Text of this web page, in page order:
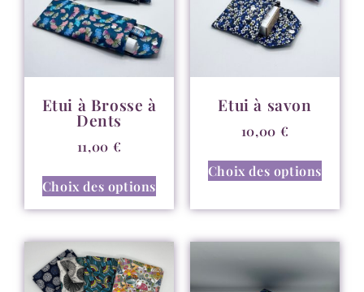
Etui à Brosse à
Dents
11,00 €
Choix des options
Etui à savon
10,00 €
Choix des options